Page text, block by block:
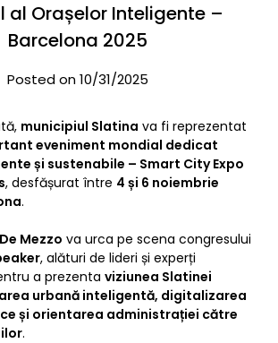
al Orașelor Inteligente –
Barcelona 2025
Posted on 10/31/2025
municipiul Slatina va fi reprezentat
eveniment mondial dedicat
și sustenabile – Smart City Expo
, desfășurat între 4 și 6 noiembrie
.
Mezzo va urca pe scena congresului
, alături de lideri și experți
a prezenta viziunea Slatinei
urbană inteligentă, digitalizarea
și orientarea administrației către
.